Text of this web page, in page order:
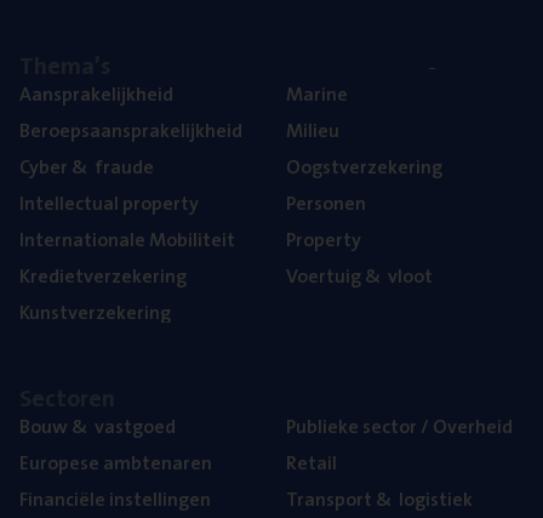
Aan­spra­ke­lijk­heid
Beroeps­aan­spra­ke­lijk­heid
Cyber& fraude
Intel­lec­tu­al property
Inter­na­ti­o­na­le Mobiliteit
Kre­diet­ver­ze­ke­ring
Kunst­ver­ze­ke­ring
Mari­ne
Mili­eu
Oogst­ver­ze­ke­ring
Per­so­nen
Pro­per­ty
Voer­tuig& vloot
Bouw& vastgoed
Euro­pe­se ambtenaren
Finan­ci­ë­le instellingen
Publie­ke sec­tor / Overheid
Retail
Trans­port& logistiek